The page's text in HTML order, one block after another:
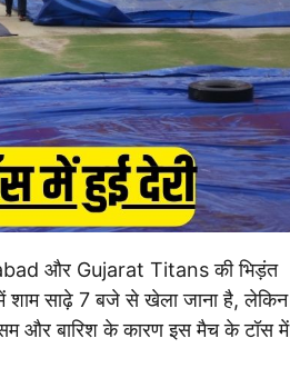
और Gujarat Titans की भिड़ंत
में शाम साढ़े 7 बजे से खेला जाना है, लेकिन
और बारिश के कारण इस मैच के टॉस में